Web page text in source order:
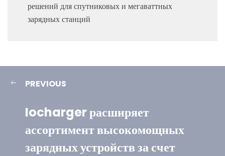
решений для спутниковых и мегаваттных
зарядных станций
PREVIOUS
Iocharger расширяет
ассортимент высокомощных
зарядных устройств за счет